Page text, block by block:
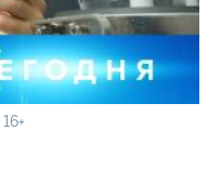
16+